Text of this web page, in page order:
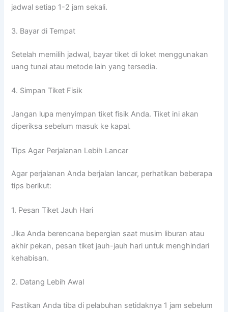
jadwal setiap 1-2 jam sekali.
3. Bayar di Tempat
Setelah memilih jadwal, bayar tiket di loket menggunakan
uang tunai atau metode lain yang tersedia.
4. Simpan Tiket Fisik
Jangan lupa menyimpan tiket fisik Anda. Tiket ini akan
diperiksa sebelum masuk ke kapal.
Tips Agar Perjalanan Lebih Lancar
Agar perjalanan Anda berjalan lancar, perhatikan beberapa
tips berikut:
1. Pesan Tiket Jauh Hari
Jika Anda berencana bepergian saat musim liburan atau
akhir pekan, pesan tiket jauh-jauh hari untuk menghindari
kehabisan.
2. Datang Lebih Awal
Pastikan Anda tiba di pelabuhan setidaknya 1 jam sebelum